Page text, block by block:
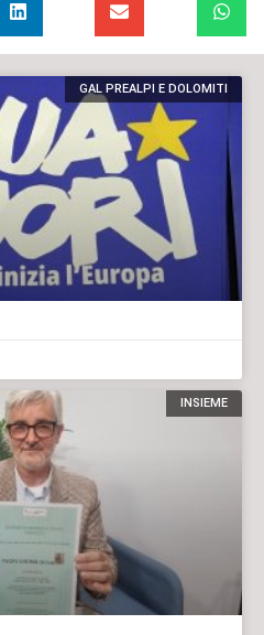
GAL PREALPI E DOLOMITI
INSIEME